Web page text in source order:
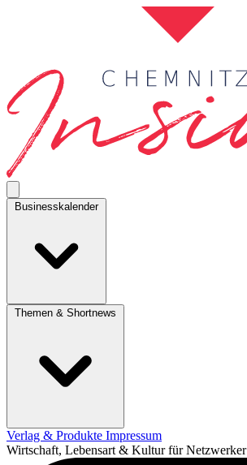
Businesskalender
Themen & Shortnews
Verlag & Produkte Impressum
Wirtschaft, Lebensart & Kultur für Netzwerker